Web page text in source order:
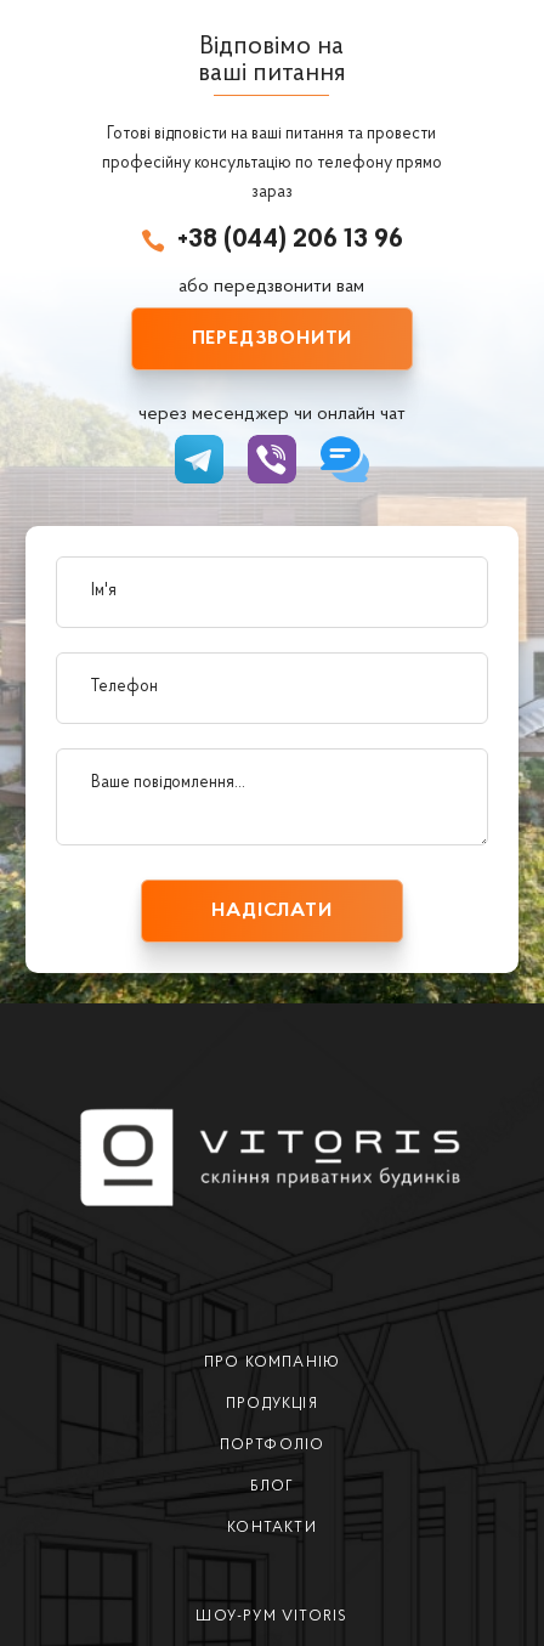
Відповімо на
ваші питання
Готові відповісти на ваші питання та провести
професійну консультацію по телефону прямо
зараз
 +38 (044) 206 13 96
або передзвонити вам
ПЕРЕДЗВОНИТИ
через месенджер чи онлайн чат
ПРО КОМПАНІЮ
ПРОДУКЦІЯ
ПОРТФОЛІО
БЛОГ
КОНТАКТИ
ШОУ-РУМ VITORIS